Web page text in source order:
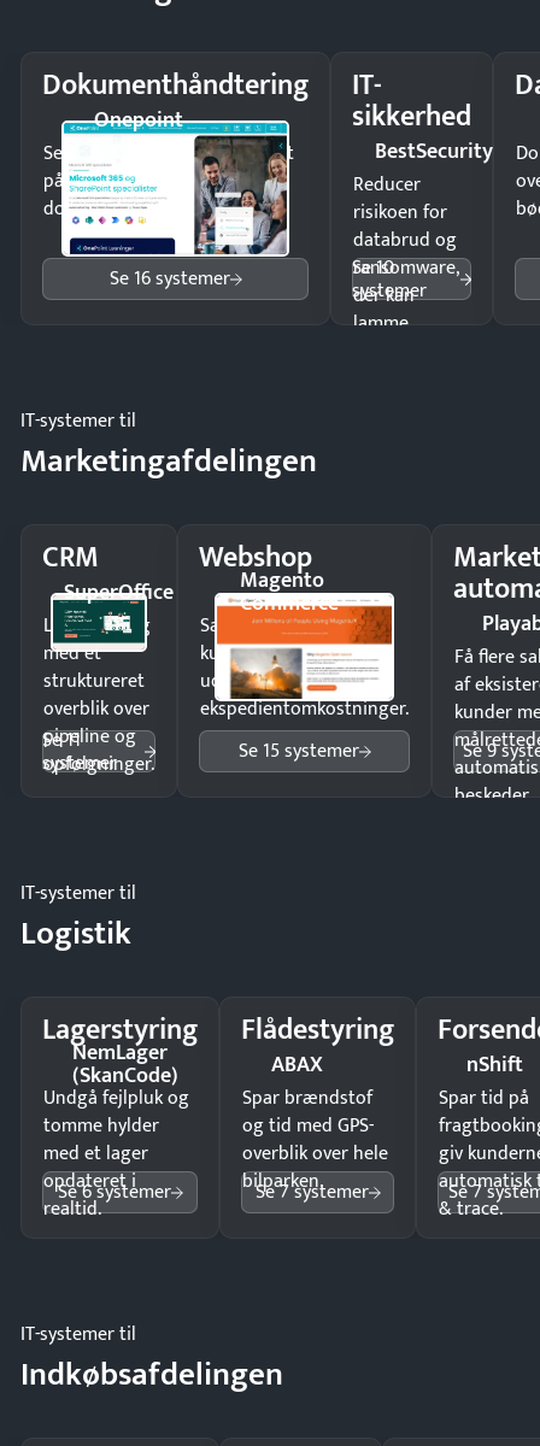
Dokumenthåndtering
Onepoint
Send kontrakter til underskrift
på minutter og mist ingen
dokumenter.
Se 16 systemer
IT-
sikkerhed
BestSecurity
Reducer
risikoen for
databrud og
ransomware,
der kan
lamme
Se 10
systemer
IT-systemer til
Marketingafdelingen
CRM
SuperOffice
Luk flere salg
med et
struktureret
overblik over
pipeline og
opfølgninger.
Se 11
systemer
Webshop
Magento
Commerce
Sælg produkter 24/7 til
kunder i hele landet
uden
ekspedientomkostninger.
Se 15 systemer
Få flere
af
kunder
beskeder.
Se 9
IT-systemer til
Logistik
Lagerstyring
NemLager
(SkanCode)
Undgå fejlpluk og
tomme hylder
med et lager
opdateret i
realtid.
Se 6 systemer
Flådestyring
ABAX
Spar brændstof
og tid med GPS-
overblik over hele
bilparken.
Se 7 systemer
nShift
Spar tid på
giv
automatisk
& trace.
Se 7
IT-systemer til
Indkøbsafdelingen